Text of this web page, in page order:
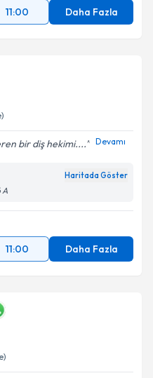
11:00 Daha Fazla
bir diş hekimi.... Devamı
Haritada Göster
A
11:00 Daha Fazla